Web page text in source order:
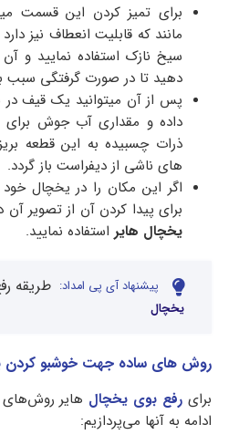
برای تمیز کردن این قسمت
مانند که قابلیت انعطاف نیز
سیخ نازک استفاده نمایید و
دهید تا در صورت گرفتگی سبب
پس از آن میتوانید یک قیف در
داده و مقداری آب جوش
ذرات چسبیده به این قطعه
های ناشی از دیفراست باز گردد.
اگر این مکان را در یخچال خود
برای پیدا کردن آن از تصویر آن
یخچال هایر استفاده نمایید.
پیشنهاد آی پی امداد: طریقه
یخچال
روش های ساده جهت خوشبو کردن
برای رفع بوی یخچال هایر روش‌های
ادامه به آنها می‌پردازیم: